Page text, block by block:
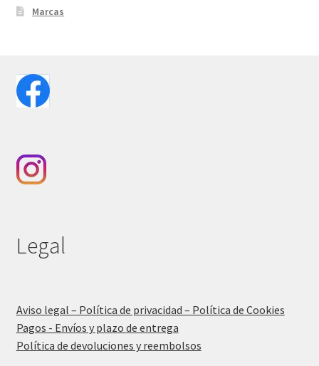
Marcas
Legal
Aviso legal – Política de privacidad – Política de Cookies
Pagos - Envíos y plazo de entrega
Política de devoluciones y reembolsos